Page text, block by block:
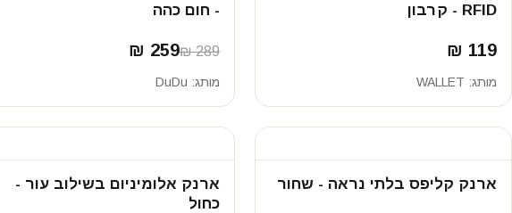
RFID - קרבון
119 ₪
מותג: WALLET
- חום כהה
289 ₪
259 ₪
מותג: DuDu
ארנק קליפס בלתי נראה - שחור
ארנק אלומיניום בשילוב עור -
כחול